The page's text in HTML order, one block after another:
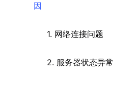
因
1. 网络连接问题
2. 服务器状态异常